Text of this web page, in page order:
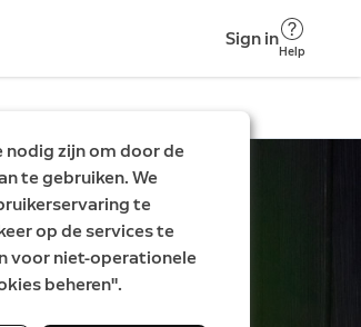
Sign in
Help
nodig zijn om door de
te gebruiken. We
te
op de services te
voor niet-operationele
beheren".